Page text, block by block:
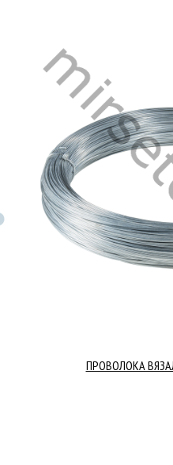
ПРОВОЛОКА